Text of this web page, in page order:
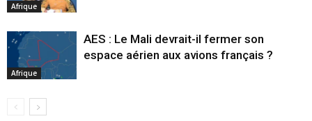
Afrique
Afrique
AES : Le Mali devrait-il fermer son
espace aérien aux avions français ?